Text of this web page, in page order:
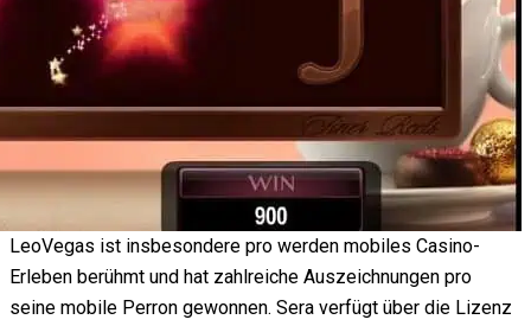
LeoVegas ist insbesondere pro werden mobiles Casino-
Erleben berühmt und hat zahlreiche Auszeichnungen pro
seine mobile Perron gewonnen. Sera verfügt über die Lizenz